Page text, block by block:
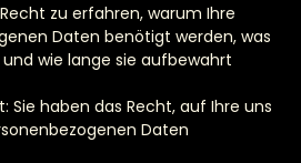
zu erfahren, warum Ihre
Daten benötigt werden, was
wie lange sie aufbewahrt
Sie haben das Recht, auf Ihre uns
Daten